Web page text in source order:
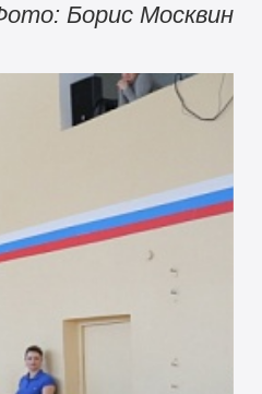
Борис Москвин